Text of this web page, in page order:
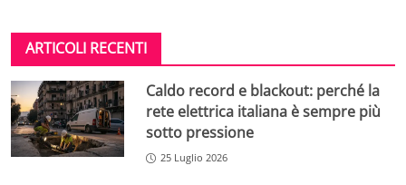
ARTICOLI RECENTI
Caldo record e blackout: perché la
rete elettrica italiana è sempre più
sotto pressione
25 Luglio 2026